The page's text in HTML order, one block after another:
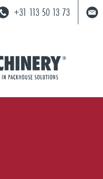
+31 113 50 13 73